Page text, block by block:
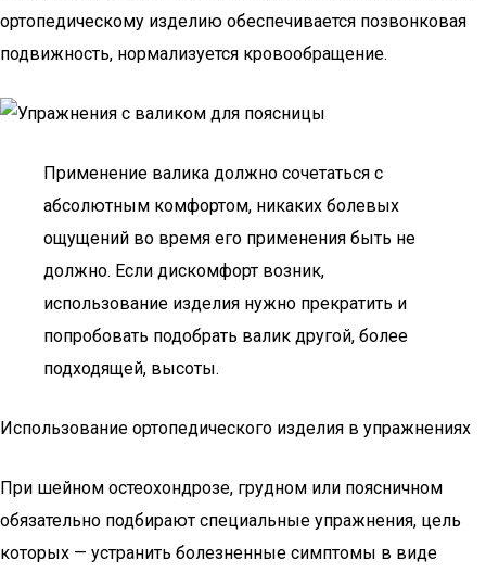
ортопедическому изделию обеспечивается позвонковая
подвижность, нормализуется кровообращение.
Применение валика должно сочетаться с
абсолютным комфортом, никаких болевых
ощущений во время его применения быть не
должно. Если дискомфорт возник,
использование изделия нужно прекратить и
попробовать подобрать валик другой, более
подходящей, высоты.
Использование ортопедического изделия в упражнениях
При шейном остеохондрозе, грудном или поясничном
обязательно подбирают специальные упражнения, цель
которых — устранить болезненные симптомы в виде